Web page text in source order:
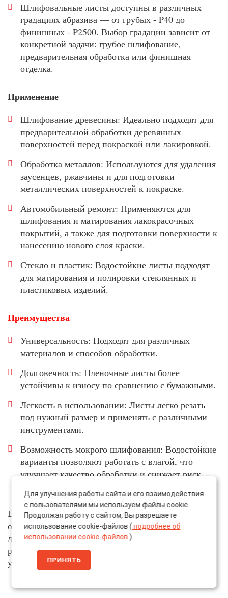
Шлифовальные листы доступны в различных
градациях абразива — от грубых - P40 до
финишных - P2500. Выбор градации зависит от
конкретной задачи: грубое шлифование,
предварительная обработка или финишная
отделка.
Применение
Шлифование древесины: Идеально подходят для
предварительной обработки деревянных
поверхностей перед покраской или лакировкой.
Обработка металлов: Используются для удаления
заусенцев, ржавчины и для подготовки
металлических поверхностей к покраске.
Автомобильный ремонт: Применяются для
шлифования и матирования лакокрасочных
покрытий, а также для подготовки поверхности к
нанесению нового слоя краски.
Стекло и пластик: Водостойкие листы подходят
для матирования и полировки стеклянных и
пластиковых изделий.
Преимущества
Универсальность: Подходят для различных
материалов и способов обработки.
Долговечность: Пленочные листы более
устойчивы к износу по сравнению с бумажными.
Легкость в использовании: Листы легко резать
под нужный размер и применять с различными
инструментами.
Возможность мокрого шлифования: Водостойкие
варианты позволяют работать с влагой, что
улучшает качество обработки и снижает риск
Шлифовальные листы на пленочной и бумажной
основе размером являются важным инструментом
для достижения высококачественной отделки в
различных отраслях благодаря своей
универсальности и разнообразию применения.
Для улучшения работы сайта и его взаимодействия
с пользователями мы используем файлы cookie.
Продолжая работу с сайтом, Вы разрешаете
использование cookie-файлов ( подробнее об
использовании cookie-файлов ).
ПРИНЯТЬ